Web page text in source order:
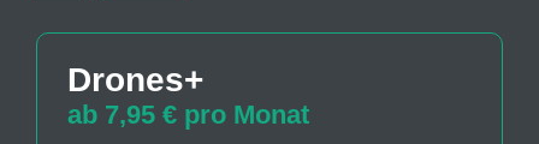
Drones+
ab 7,95 € pro Monat